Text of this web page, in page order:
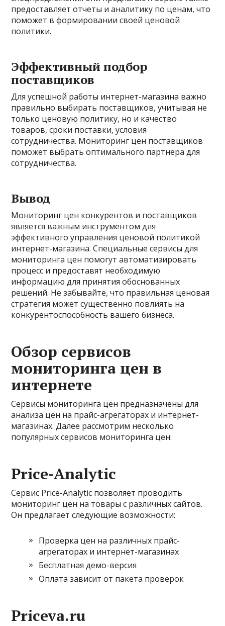
предоставляет отчеты и аналитику по ценам, что
поможет в формировании своей ценовой
политики.
Эффективный подбор
поставщиков
Для успешной работы интернет-магазина важно
правильно выбирать поставщиков, учитывая не
только ценовую политику, но и качество
товаров, сроки поставки, условия
сотрудничества. Мониторинг цен поставщиков
поможет выбрать оптимального партнера для
сотрудничества.
Вывод
Мониторинг цен конкурентов и поставщиков
является важным инструментом для
эффективного управления ценовой политикой
интернет-магазина. Специальные сервисы для
мониторинга цен помогут автоматизировать
процесс и предоставят необходимую
информацию для принятия обоснованных
решений. Не забывайте, что правильная ценовая
стратегия может существенно повлиять на
конкурентоспособность вашего бизнеса.
Обзор сервисов
мониторинга цен в
интернете
Сервисы мониторинга цен предназначены для
анализа цен на прайс-агрегаторах и интернет-
магазинах. Далее рассмотрим несколько
популярных сервисов мониторинга цен:
Price-Analytic
Сервис Price-Analytic позволяет проводить
мониторинг цен на товары с различных сайтов.
Он предлагает следующие возможности:
Проверка цен на различных прайс-
агрегаторах и интернет-магазинах
Бесплатная демо-версия
Оплата зависит от пакета проверок
Priceva.ru